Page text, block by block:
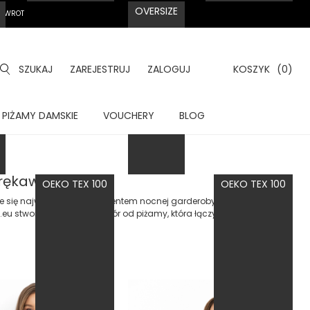
SZUKAJ ZAREJESTRUJ ZALOGUJ KOSZYK (0)
PIŻAMY DAMSKIE VOUCHERY BLOG
się najważniejszym elementem nocnej garderoby. To coś więcej niż
kolekcję gór od piżamy, która łączy w sobie
OEKO TEX 100
OVERSIZE
OEKO TEX 100